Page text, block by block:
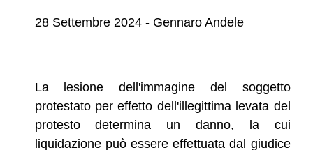
28 Settembre 2024 - Gennaro Andele
La lesione dell'immagine del soggetto
protestato per effetto dell'illegittima levata del
protesto determina un danno, la cui
liquidazione può essere effettuata dal giudice